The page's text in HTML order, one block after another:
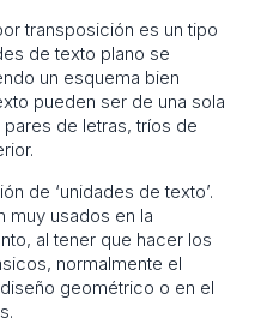
transposición es un tipo
de texto plano se
un esquema bien
pueden ser de una sola
de letras, tríos de
de ‘unidades de texto’.
muy usados en la
al tener que hacer los
normalmente el
geométrico o en el